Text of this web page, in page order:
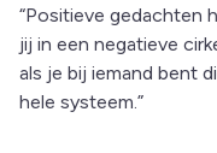
“Positieve gedachten
jij in een negatieve
als je bij iemand bent
hele systeem.”